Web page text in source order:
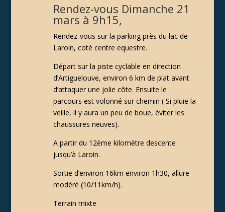
Rendez-vous Dimanche 21
mars à 9h15,
Rendez-vous sur la parking près du lac de
Laroin, coté centre equestre.
Départ sur la piste cyclable en direction
d’Artiguelouve, environ 6 km de plat avant
d’attaquer une jolie côte. Ensuite le
parcours est volonné sur chemin ( Si pluie la
veille, il y aura un peu de boue, éviter les
chaussures neuves).
A partir du 12ème kilomètre descente
jusqu’à Laroin.
Sortie d’environ 16km environ 1h30, allure
modéré (10/11km/h).
Terrain mixte